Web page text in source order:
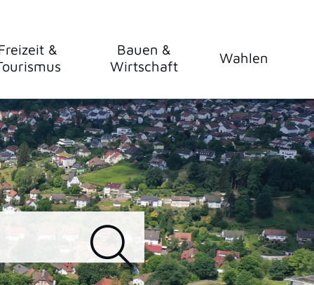
&
Bauen &
Wirtschaft
Wahlen